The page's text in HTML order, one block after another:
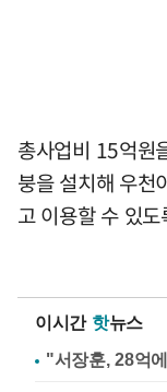
총사업비 15억원
붕을 설치해 우천
고 이용할 수 있
이시간 핫뉴스
"서장훈, 28억